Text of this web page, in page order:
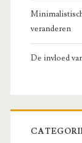
veranderen
De invloed